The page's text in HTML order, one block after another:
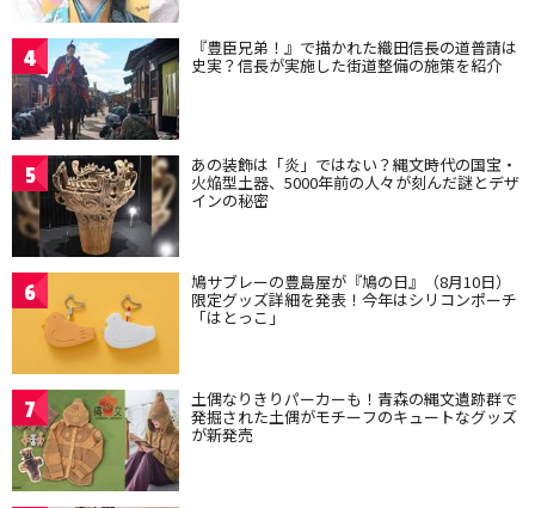
4 『豊臣兄弟！』で描かれた織田信長の道普請は
史実？信長が実施した街道整備の施策を紹介
5 あの装飾は「炎」ではない？縄文時代の国宝・
火焔型土器、5000年前の人々が刻んだ謎とデザ
インの秘密
6 鳩サブレーの豊島屋が『鳩の日』（8月10日）
限定グッズ詳細を発表！今年はシリコンポーチ
「はとっこ」
7 土偶なりきりパーカーも！青森の縄文遺跡群で
発掘された土偶がモチーフのキュートなグッズ
が新発売